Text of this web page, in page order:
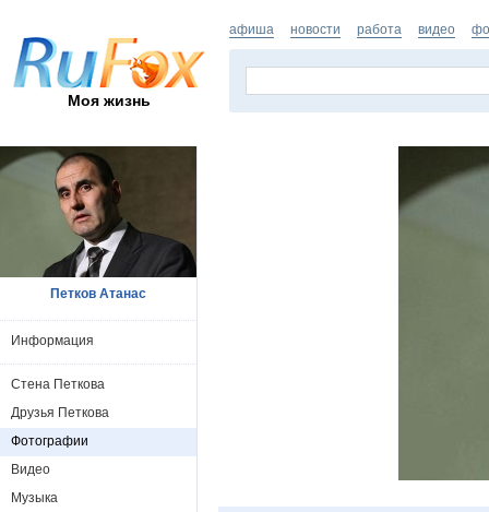
Моя жизнь
афиша новости работа видео
Петков Атанас
Информация
Стена Петкова
Друзья Петкова
Фотографии
Видео
Музыка